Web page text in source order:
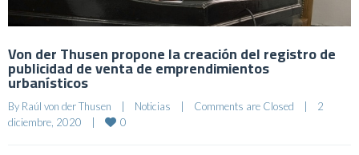
Von der Thusen propone la creación del registro de
publicidad de venta de emprendimientos
urbanísticos
By Raúl von der Thusen | Noticias | Comments are Closed |
2
diciembre, 2020
| 0